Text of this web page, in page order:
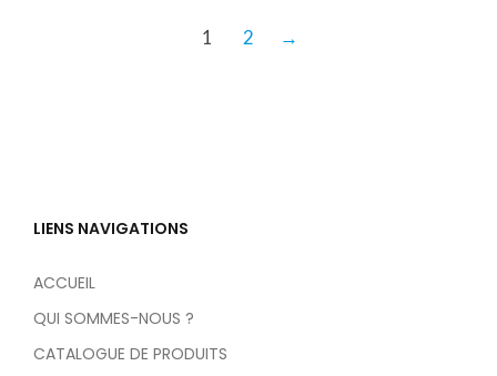
1 2 →
LIENS NAVIGATIONS
ACCUEIL
QUI SOMMES-NOUS ?
CATALOGUE DE PRODUITS